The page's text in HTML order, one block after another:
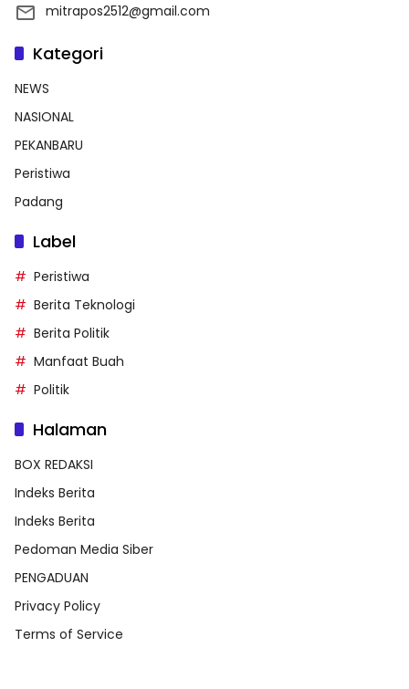
mitrapos2512@gmail.com
Kategori
NEWS
NASIONAL
PEKANBARU
Peristiwa
Padang
Label
Peristiwa
Berita Teknologi
Berita Politik
Manfaat Buah
Politik
Halaman
BOX REDAKSI
Indeks Berita
Indeks Berita
Pedoman Media Siber
PENGADUAN
Privacy Policy
Terms of Service